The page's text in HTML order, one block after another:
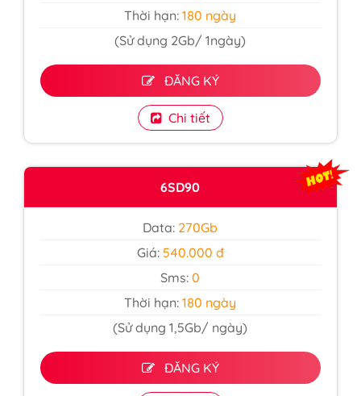
Thời hạn: 180 ngày
(Sử dụng 2Gb/ 1ngày)
ĐĂNG KÝ
Chi tiết
6SD90
Data: 270Gb
Giá: 540.000 đ
Sms:0
Thời hạn: 180 ngày
(Sử dụng 1,5Gb/ ngày)
ĐĂNG KÝ